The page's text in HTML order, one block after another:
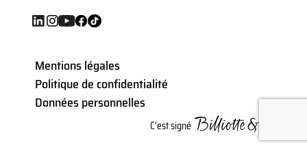
Mentions légales
Politique de confidentialité
Données personnelles
C'est signé